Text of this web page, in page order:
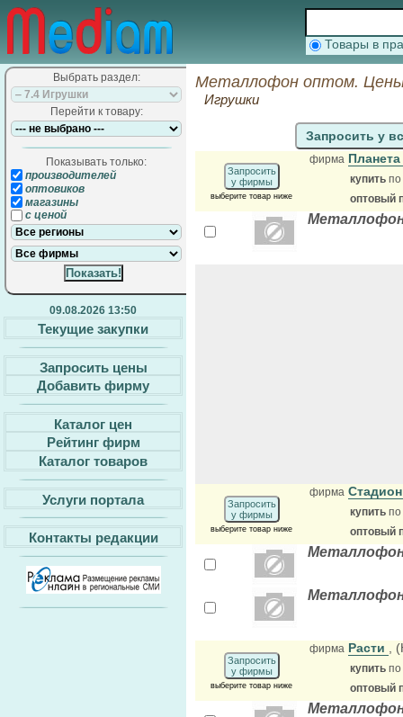
Товары в
Выбрать раздел:
Перейти к товару:
Показывать только:
производителей
оптовиков
магазины
с ценой
09.08.2026 13:50
Текущие закупки
Запросить цены
Добавить фирму
Каталог цен
Рейтинг фирм
Каталог товаров
Услуги портала
Контакты редакции
Металлофон оптом.
Игрушки
Запросить у
Запросить
у фирмы
выберите товар ниже
фирма
купить по
оптовый
Запросить
у фирмы
выберите товар ниже
фирма
купить по
оптовый
Металлофон
Запросить
у фирмы
выберите товар ниже
фирма Расти ,
купить по
оптовый